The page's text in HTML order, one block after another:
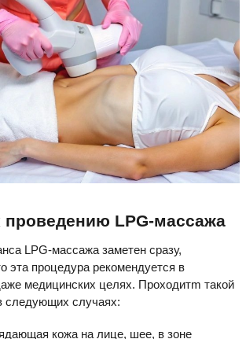
проведению LPG-массажа
LPG-массажа заметен сразу,
эта процедура рекомендуется в
медицинских целях. Проходитm такой
следующих случаях:
кожа на лице, шее, в зоне